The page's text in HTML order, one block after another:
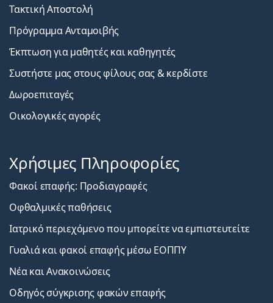
Τακτική Αποστολή
Πρόγραμμα Ανταμοιβής
Έκπτωση για μαθητές και καθηγητές
Συστήστε μας στους φίλους σας & κερδίστε
Δωροεπιταγές
Οικολογικές αγορές
Χρήσιμες Πληροφορίες
Φακοί επαφής: Προδιαγραφές
Οφθαλμικές παθήσεις
Ιατρικό περιεχόμενο που μπορείτε να εμπιστευτείτε
Γυαλιά και φακοί επαφής μέσω ΕΟΠΠΥ
Νέα και Ανακοινώσεις
Οδηγός σύγκρισης φακών επαφής